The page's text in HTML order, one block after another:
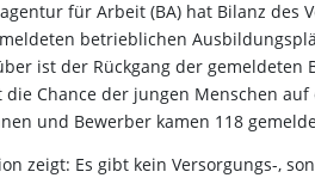
für Arbeit (BA) hat Bilanz des
betrieblichen
ist der Rückgang der
die Chance der jungen Menschen
und Bewerber kamen 118
zeigt: Es gibt kein Versorgungs-,